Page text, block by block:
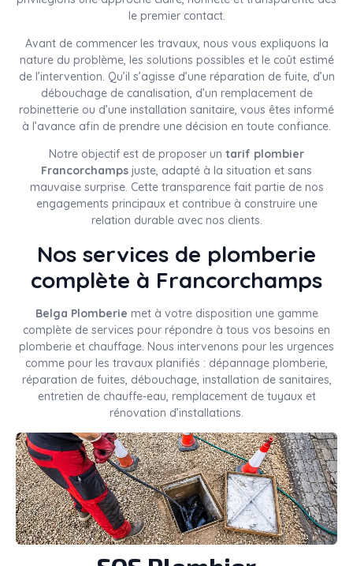
le premier contact.
Avant de commencer les travaux, nous vous expliquons la
nature du problème, les solutions possibles et le coût estimé
de l’intervention. Qu’il s’agisse d’une réparation de fuite, d’un
débouchage de canalisation, d’un remplacement de
robinetterie ou d’une installation sanitaire, vous êtes informé
à l’avance afin de prendre une décision en toute confiance.
Notre objectif est de proposer un tarif plombier
Francorchamps juste, adapté à la situation et sans
mauvaise surprise. Cette transparence fait partie de nos
engagements principaux et contribue à construire une
relation durable avec nos clients.
Nos services de plomberie
complète à Francorchamps
Belga Plomberie met à votre disposition une gamme
complète de services pour répondre à tous vos besoins en
plomberie et chauffage. Nous intervenons pour les urgences
comme pour les travaux planifiés : dépannage plomberie,
réparation de fuites, débouchage, installation de sanitaires,
entretien de chauffe-eau, remplacement de tuyaux et
rénovation d’installations.